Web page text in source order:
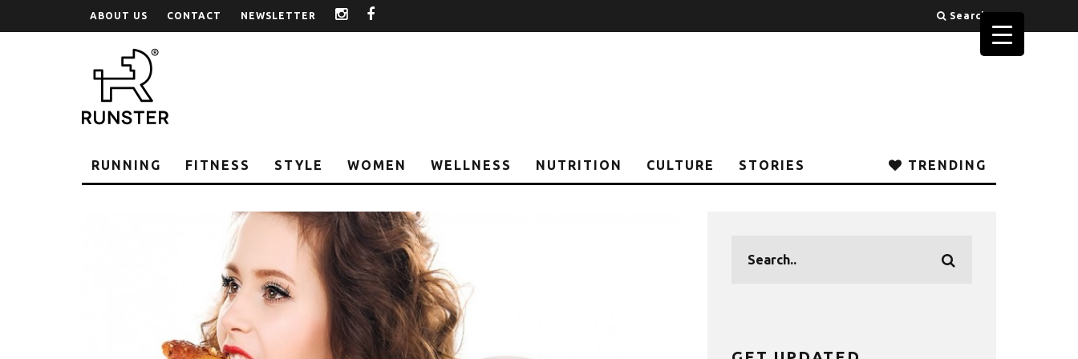
ABOUT US CONTACT NEWSLETTER instagram Search
RUNNING FITNESS STYLE WOMEN WELLNESS NUTRITION CULTURE STORIES TRENDING